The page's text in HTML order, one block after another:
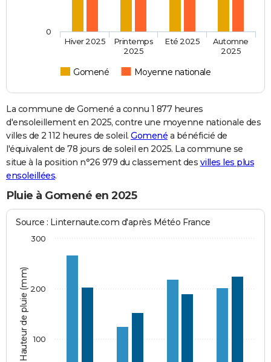
Gomené Moyenne nationale
Hiver 2025
Printemps
2025
Eté 2025
Automne
2025
0
La commune de Gomené a connu 1 877 heures
d'ensoleillement en 2025, contre une moyenne nationale des
villes de 2 112 heures de soleil. Gomené a bénéficié de
l'équivalent de 78 jours de soleil en 2025. La commune se
situe à la position n°26 979 du classement des villes les plus
ensoleillées.
Pluie à Gomené en 2025
Hauteur de pluie (mm)
Source : Linternaute.com d'après Météo France
100
200
300